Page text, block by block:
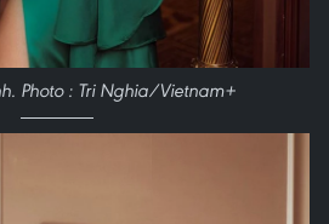
Photo : Tri Nghia/Vietnam+